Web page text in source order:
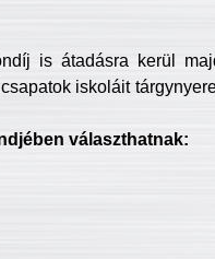
is átadásra kerül
iskoláit
választhatnak: